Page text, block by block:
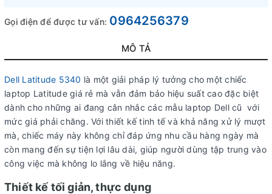
Gọi điện để được tư vấn: 0964256379
MÔ TẢ
Dell Latitude 5340 là một giải pháp lý tưởng cho một chiếc
laptop Latitude giá rẻ mà vẫn đảm bảo hiệu suất cao đặc biệt
dành cho những ai đang cân nhắc các mẫu laptop Dell cũ với
mức giá phải chăng. Với thiết kế tinh tế và khả năng xử lý mượt
mà, chiếc máy này không chỉ đáp ứng nhu cầu hàng ngày mà
còn mang đến sự tiện lợi lâu dài, giúp người dùng tập trung vào
công việc mà không lo lắng về hiệu năng.
Thiết kế tối giản, thực dụng